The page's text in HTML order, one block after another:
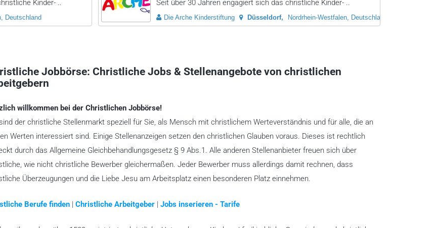
Kinder- ..
Deutschland
Seit über 30 Jahren engagiert sich das christliche Kinder- ..
Die Arche Kinderstiftung Düsseldorf Nordrhein-Westfalen, Deutschland
Jobbörse: Christliche Jobs & Stellenangebote von christlichen
willkommen bei der Christlichen Jobbörse!
der christliche Stellenmarkt speziell für Sie, als Mensch mit christlichem Werteverständnis und für alle, die an
Werten interessiert sind. Einige Stellenanzeigen setzen den christlichen Glauben voraus. Dieses ist rechtlich
durch das Allgemeine Gleichbehandlungsgesetz § 9 Abs.1. Alle anderen Stellenanbieter freuen sich über
wie nicht christliche Bewerber gleichermaßen. Jeder Bewerber muss allerdings damit rechnen, dass
Überzeugungen und die Liebe Jesu am Arbeitsplatz einen besonderen Platz einnehmen.
Berufe finden Christliche Arbeitgeber Jobs inserieren - Tarife